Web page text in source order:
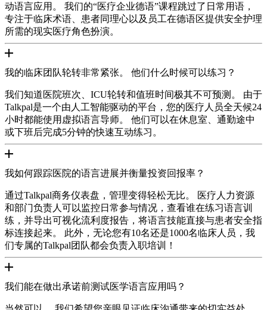
动语言应用。 我们的“医疗企业德语”课程跳过了日常用语，
专注于临床术语、患者同理心以及员工在德语区提供安全护理
所需的现实医疗角色扮演。
我的临床团队轮转非常紧张。 他们什么时候可以练习？
我们知道医院班次、ICU轮转和值班时间极其不可预测。 由于
Talkpal是一个由人工智能驱动的平台，您的医疗人员全天候24
小时都能使用虚拟语言导师。 他们可以在休息室、通勤途中
或下班后完成5分钟的快速互动练习。
我如何跟踪医院的语言进展并衡量投资回报率？
通过Talkpal商务仪表盘，管理变得轻松无比。 医疗人力资源
和部门负责人可以监控日常参与情况，查看谁在练习语言训
练，并导出可视化流利度报告，将语言技能直接与患者安全指
标连接起来。 此外，无论您有10名还是1000名临床人员，我
们专属的Talkpal团队都会负责入职培训！
我们能在做出承诺前测试医学语言应用吗？